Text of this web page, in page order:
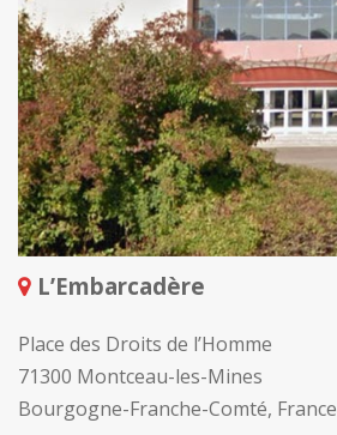
L’Embarcadère
Place des Droits de l’Homme
71300 Montceau-les-Mines
Bourgogne-Franche-Comté, France